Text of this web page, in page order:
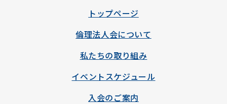
トップページ
倫理法人会について
私たちの取り組み
イベントスケジュール
入会のご案内